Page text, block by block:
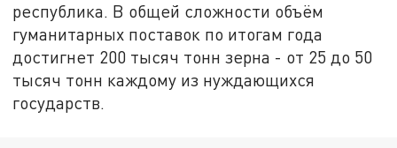
республика. В общей сложности объём
гуманитарных поставок по итогам года
достигнет 200 тысяч тонн зерна - от 25 до 50
тысяч тонн каждому из нуждающихся
государств.